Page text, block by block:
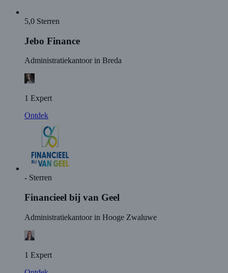
5,0 Sterren
Jebo Finance
Administratiekantoor in Breda
1 Expert
Ontdek
- Sterren
Financieel bij van Geel
Administratiekantoor in Hooge Zwaluwe
1 Expert